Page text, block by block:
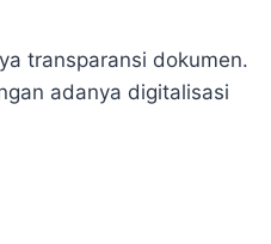
transparansi dokumen.
adanya digitalisasi